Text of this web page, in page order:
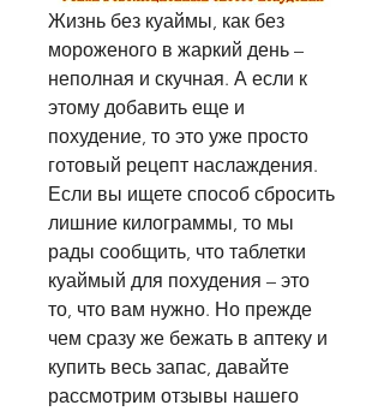
Жизнь без куаймы, как без
мороженого в жаркий день –
неполная и скучная. А если к
этому добавить еще и
похудение, то это уже просто
готовый рецепт наслаждения.
Если вы ищете способ сбросить
лишние килограммы, то мы
рады сообщить, что таблетки
куаймый для похудения – это
то, что вам нужно. Но прежде
чем сразу же бежать в аптеку и
купить весь запас, давайте
рассмотрим отзывы нашего